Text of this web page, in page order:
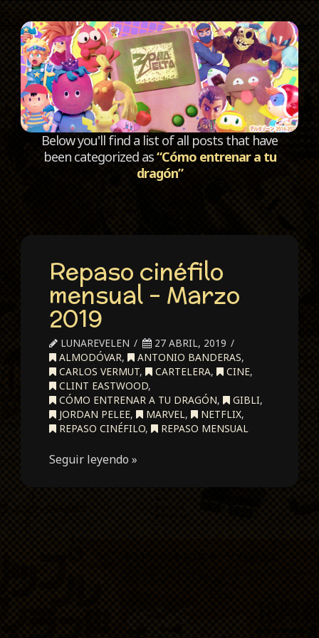
Below you'll find a list of all posts that have
been categorized as“Cómo entrenar a tu
dragón”
Repaso cinéfilo
mensual – Marzo
2019
LUNAREVELEN
27 ABRIL, 2019
ALMODÓVAR, ANTONIO BANDERAS,
CARLOS VERMUT, CARTELERA, CINE,
CLINT EASTWOOD,
CÓMO ENTRENAR A TU DRAGÓN, GIBLI,
JORDAN PELEE, MARVEL, NETFLIX,
REPASO CINÉFILO, REPASO MENSUAL
Seguir leyendo »